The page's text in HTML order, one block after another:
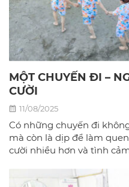
MỘT CHUYẾN ĐI –
CƯỜI
11/08/2025
Có những chuyến đi
mà còn là dịp để làm
cười nhiều hơn và tình